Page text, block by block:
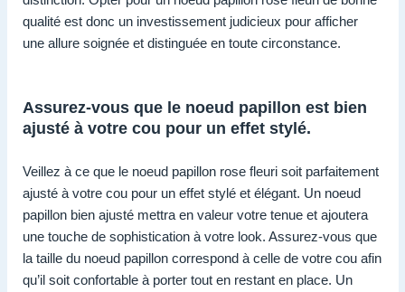
qualité est donc un investissement judicieux pour afficher
une allure soignée et distinguée en toute circonstance.
Assurez-vous que le noeud papillon est bien
ajusté à votre cou pour un effet stylé.
Veillez à ce que le noeud papillon rose fleuri soit parfaitement
ajusté à votre cou pour un effet stylé et élégant. Un noeud
papillon bien ajusté mettra en valeur votre tenue et ajoutera
une touche de sophistication à votre look. Assurez-vous que
la taille du noeud papillon correspond à celle de votre cou afin
qu’il soit confortable à porter tout en restant en place. Un